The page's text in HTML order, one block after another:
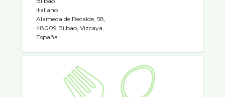
Italiano
Alameda de Recalde, 58,
48009 Bilbao, Vizcaya,
España